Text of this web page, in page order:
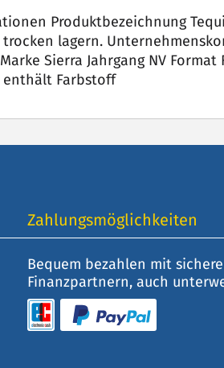
Produktbezeichnung
lagern.
Sierra Jahrgang NV
enthält Farbstoff
Zahlungsmöglichkeiten
Bequem bezahlen mit
Finanzpartnern, auch